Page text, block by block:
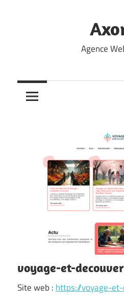
Agence
voyage-et-
Site web : https://voyage-